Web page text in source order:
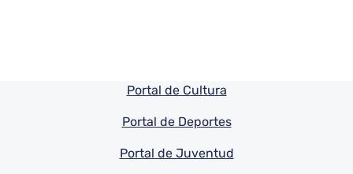
Pie de pagina información
Portal de Cultura
Portal de Deportes
Portal de Juventud